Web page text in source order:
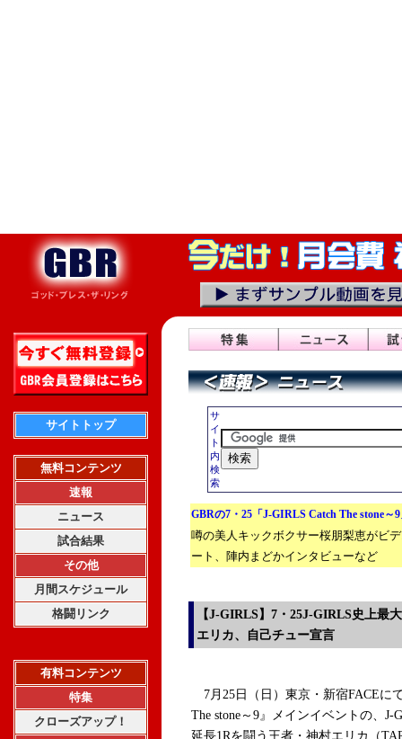
サイトトップ
無料コンテンツ
速報
ニュース
試合結果
その他
月間スケジュール
格闘リンク
有料コンテンツ
特集
クローズアップ！
サ
イ
ト
内
検
索
GBRの7・25「J-GIRLS Catch The stone～
噂の美人キックボクサー桜朋梨恵がビ
ート、陣内まどかインタビューなど
【J-GIRLS】7・25J-GIRLS史上最
エリカ、自己チュー宣言
7月25日（日）東京・新宿FACEに
The stone～9』メインイベントの、
延長1Rを闘う王者・神村エリカ（